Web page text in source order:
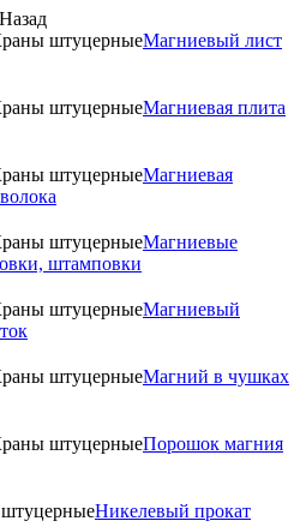
Назад
Магниевый лист
Магниевая плита
Магниевая
Магниевые
штамповки
Магниевый
Магний в чушках
Порошок магния
Никелевый прокат